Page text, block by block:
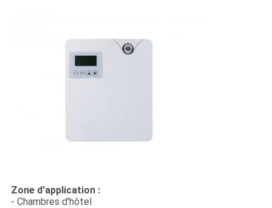
Zone d'application :
- Chambres d'hôtel